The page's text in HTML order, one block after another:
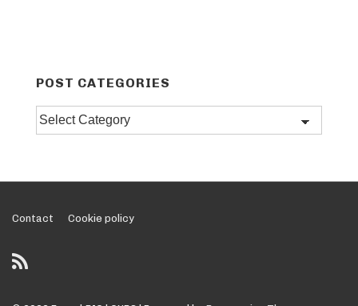
POST CATEGORIES
Post
categories
Footer
Menu
Contact Cookie policy